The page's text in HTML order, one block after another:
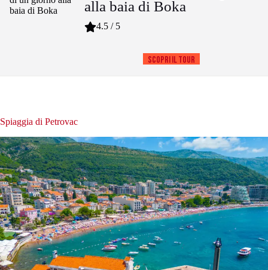
alla baia di Boka
4.5 / 5
Scopri il tour
Spiaggia di Petrovac